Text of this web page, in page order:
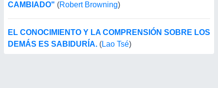
CAMBIADO" (Robert Browning)
EL CONOCIMIENTO Y LA COMPRENSIÓN SOBRE LOS
DEMÁS ES SABIDURÍA. (Lao Tsé)